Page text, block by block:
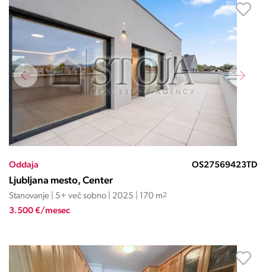
Oddaja OS27569423TD
Ljubljana mesto, Center
Stanovanje | 5+ več sobno | 2025 | 170 m2
3.500 €/mesec